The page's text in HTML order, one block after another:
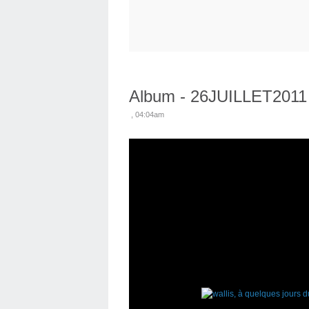
Album - 26JUILLET2011
, 04:04am